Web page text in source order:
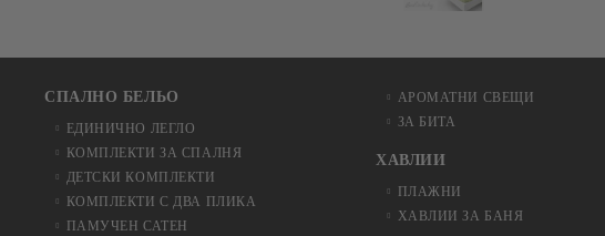
СПАЛНО БЕЛЬО
ЕДИНИЧНО ЛЕГЛО
КОМПЛЕКТИ ЗА СПАЛНЯ
ДЕТСКИ КОМПЛЕКТИ
КОМПЛЕКТИ С ДВА ПЛИКА
ПАМУЧЕН САТЕН
АРОМАТНИ СВЕЩИ
ЗА БИТА
ХАВЛИИ
ПЛАЖНИ
ХАВЛИИ ЗА БАНЯ